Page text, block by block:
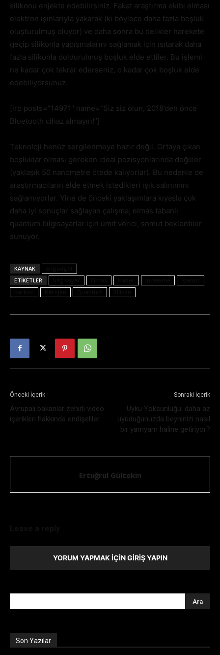
silikonu enjekte edebilirsiniz. Fakat araştırma ekibi elması
elektron ışınlarıyla yakarak (ki böylece daha fazla boşluk
oluşturulmuş oluyor) ve daha sonra bu delikler harekete
geçip silikonla yapışmalarını sağlamak için ısıtarak daha
fazla silikonla doldurulmuş boşluk elde ettiler. Bu işlemi
ne kadar çok tekrar ederseniz, o kadar çok boşluk elde
edebiliyorsunuz.
[irp posts=”14971″ name=”Siz siz olun, 2018’den önce
Bluetooth cihaz almayın!”]
Teknoloji henüz sergilenmeye hazır değil. Ortaya çıkan
boşluklar olması gereken ideal pozisyonlarında değiller
(yaklaşık 50 nanometre ötede kalıyorlar). Bu nedenle de
araştırmacıların elde etmek istedikleri ışık salınımını
sağlamıyorlar. Yine de önceki yaklaşımlara kıyasla çok
daha iyi sonuçlar sağlayan çalışma, elmas tabanlı
quantum bilgisayarlar için ümit verici, somut beklentiler
sunuyor.
KAYNAK
ETIKETLER
Önceki İçerik
Avrupalı bakanlar zehirli video
içerikleri hakkında endişeliler
Sonraki İçerik
Uyku Yoksunluğu: daha az
uyuduğunuzda beyninizi nasıl
bir yamyam haline getiriyor?
Ertuğrul Gültekin
YORUM YAPMAK İÇIN GIRIŞ YAPIN
Son Yazılar